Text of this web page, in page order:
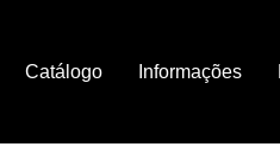
Catálogo Informações